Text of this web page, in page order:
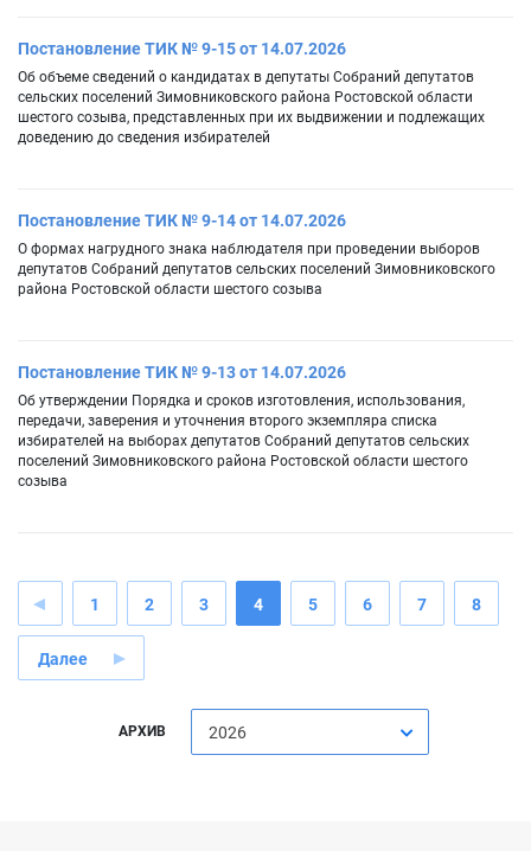
Постановление ТИК № 9-15 от 14.07.2026
Об объеме сведений о кандидатах в депутаты Собраний депутатов
сельских поселений Зимовниковского района Ростовской области
шестого созыва, представленных при их выдвижении и подлежащих
доведению до сведения избирателей
Постановление ТИК № 9-14 от 14.07.2026
О формах нагрудного знака наблюдателя при проведении выборов
депутатов Собраний депутатов сельских поселений Зимовниковского
района Ростовской области шестого созыва
Постановление ТИК № 9-13 от 14.07.2026
Об утверждении Порядка и сроков изготовления, использования,
передачи, заверения и уточнения второго экземпляра списка
избирателей на выборах депутатов Собраний депутатов сельских
поселений Зимовниковского района Ростовской области шестого
созыва
1 2 3 4 5 6 7 8
Далее
АРХИВ 2026